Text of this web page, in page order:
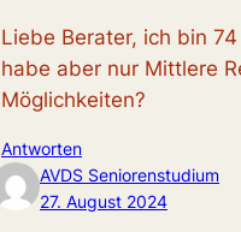
Liebe Berater, ich bin
habe aber nur Mittlere
Möglichkeiten?
Antworten
AVDS Seniorenstudium
27. August 2024